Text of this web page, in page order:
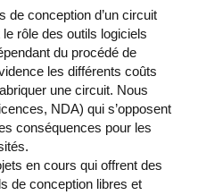
Spécialisé
Brochures &
contacts
Événements des
formations de
Mastère Spécialisé
de conception d’un circuit
rôle des outils logiciels
du procédé de
les différents coûts
une circuit. Nous
NDA) qui s’opposent
conséquences pour les
en cours qui offrent des
de conception libres et